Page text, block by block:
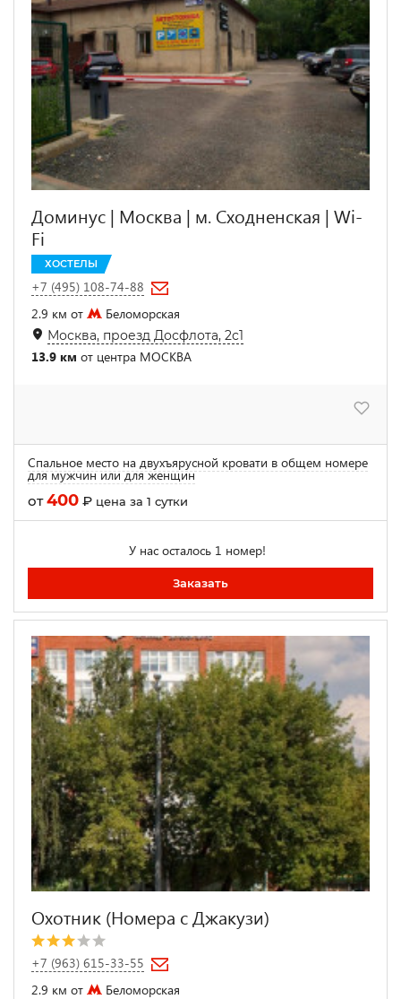
Доминус | Москва | м. Сходненская | Wi-
Fi
ХОСТЕЛЫ
+7 (495) 108-74-88
2.9 км от
Беломорская
Москва, проезд Досфлота, 2с1
13.9 км от центра МОСКВА
Спальное место на двухъярусной кровати в общем номере
для мужчин или для женщин
от400 ₽ цена за 1 сутки
У нас осталось 1 номер!
Заказать
Охотник (Номера с Джакузи)
+7 (963) 615-33-55
2.9 км от
Беломорская